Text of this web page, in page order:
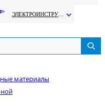
материалы